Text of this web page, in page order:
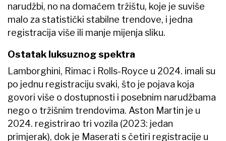
narudžbi, no na domaćem tržištu, koje je suviše
malo za statistički stabilne trendove, i jedna
registracija više ili manje mijenja sliku.
Ostatak luksuznog spektra
Lamborghini, Rimac i Rolls-Royce u 2024. imali su
po jednu registraciju svaki, što je pojava koja
govori više o dostupnosti i posebnim narudžbama
nego o tržišnim trendovima. Aston Martin je u
2024. registrirao tri vozila (2023: jedan
primjerak), dok je Maserati s četiri registracije u